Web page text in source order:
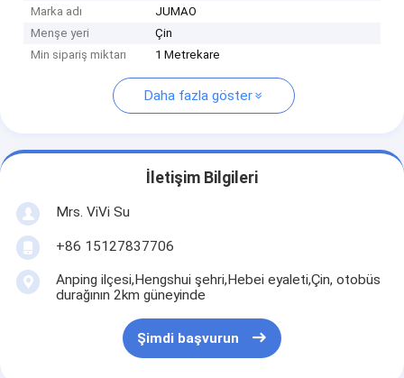
Marka adı
JUMAO
Menşe yeri
Çin
Min sipariş miktarı
1 Metrekare
Daha fazla göster
İletişim Bilgileri
Mrs. ViVi Su
+86 15127837706
Anping ilçesi,Hengshui şehri,Hebei eyaleti,Çin, otobüs
durağının 2km güneyinde
Şimdi başvurun